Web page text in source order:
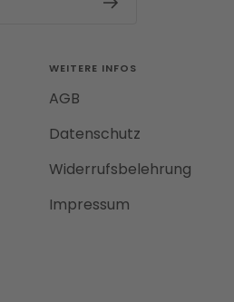
WEITERE INFOS
AGB
Datenschutz
Widerrufsbelehrung
Impressum